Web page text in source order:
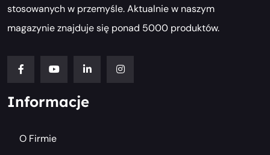
stosowanych w przemyśle. Aktualnie w naszym
magazynie znajduje się ponad 5000 produktów.
Informacje
O Firmie